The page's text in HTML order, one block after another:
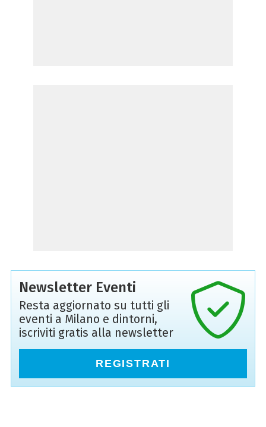
Newsletter Eventi
Resta aggiornato su tutti gli
eventi a Milano e dintorni,
iscriviti gratis alla newsletter
REGISTRATI